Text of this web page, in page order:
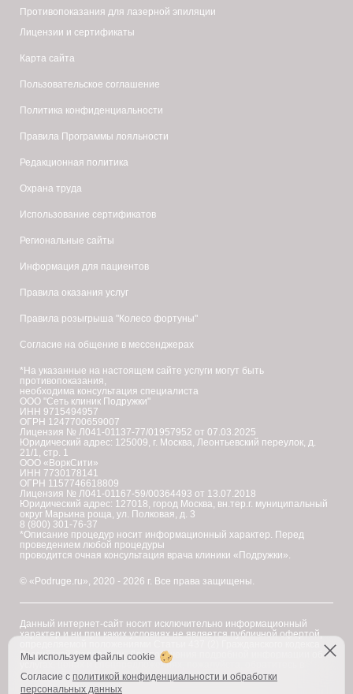
Противопоказания для лазерной эпиляции
Лицензии и сертификаты
Карта сайта
Пользовательское соглашение
Политика конфиденциальности
Правила Программы лояльности
Редакционная политика
Охрана труда
Использование сертификатов
Региональные сайты
Информация для пациентов
Правила оказания услуг
Правила розыгрыша "Колесо фортуны"
Согласие на общение в мессенджерах
*На указанные на настоящем сайте услуги могут быть
противопоказания,
необходима консультация специалиста
ООО "Сеть клиник Подружки"
ИНН 9715494957
ОГРН 1247700659007
Лицензия № Л041-01137-77/01957952 от 07.03.2025
Юридический адрес: 125009, г. Москва, Леонтьевский переулок, д.
21/1, стр. 1
ООО «ВоркСити»
ИНН 7730178141
ОГРН 1157746618809
Лицензия № Л041-01167-59/00364493 от 13.07.2018
Юридический адрес: 127018, город Москва, вн.тер.г. муниципальный
округ Марьина роща, ул. Полковая, д. 3
8 (800) 301-76-37
*Описание процедур носит информационный характер. Перед
проведением любой процедуры
проводится очная консультация врача клиники «Подружки».
© «Podruge.ru», 2020 - 2026 г. Все права защищены.
Данный интернет-сайт носит исключительно информационный
характер и ни при каких условиях не является публичной офертой,
Российской Федерации. Для получения подробной информации об
услугах, ценах и спецпредложениях, пожалуйста, обратитесь в
клинику "Подружки".
Мы используем файлы cookie
Согласие с политикой конфиденциальности и обработки
персональных данных